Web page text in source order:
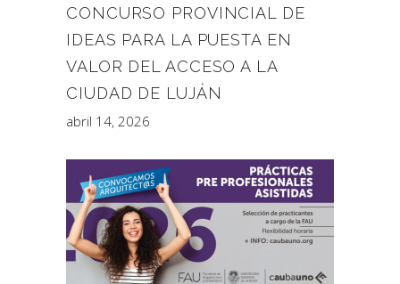
CONCURSO PROVINCIAL DE
IDEAS PARA LA PUESTA EN
VALOR DEL ACCESO A LA
CIUDAD DE LUJÁN
abril 14, 2026